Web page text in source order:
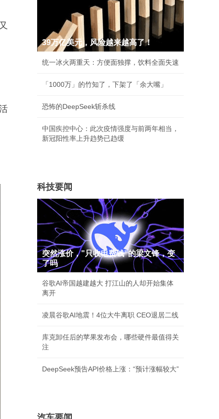
39万亿美元，风险越来越高了！
统一冰火两重天：方便面独撑，饮料全面失速
「1000万」的竹知了，下架了「余大嘴」
恐怖的DeepSeek斩杀线
中国疾控中心：此次疫情强度与前两年相当，
新冠阳性率上升趋势已趋缓
科技要闻
突然涨价，"只收电费钱"的梁文锋，变
了吗
谷歌AI帝国越建越大 打江山的人却开始集体
离开
凌晨谷歌AI地震！4位大牛离职 CEO退居二线
库克卸任后的苹果发布会，哪些硬件最值得关
注
DeepSeek预告API价格上涨：“预计涨幅较大”